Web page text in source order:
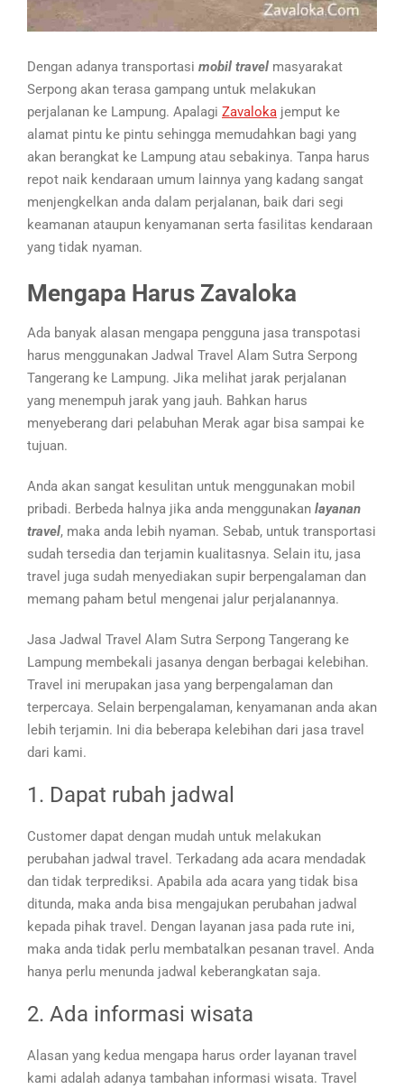
Dengan adanya transportasi mobil travel masyarakat
Serpong akan terasa gampang untuk melakukan
perjalanan ke Lampung. Apalagi Zavaloka jemput ke
alamat pintu ke pintu sehingga memudahkan bagi yang
akan berangkat ke Lampung atau sebakinya. Tanpa harus
repot naik kendaraan umum lainnya yang kadang sangat
menjengkelkan anda dalam perjalanan, baik dari segi
keamanan ataupun kenyamanan serta fasilitas kendaraan
yang tidak nyaman.
Mengapa Harus Zavaloka
Ada banyak alasan mengapa pengguna jasa transpotasi
harus menggunakan Jadwal Travel Alam Sutra Serpong
Tangerang ke Lampung. Jika melihat jarak perjalanan
yang menempuh jarak yang jauh. Bahkan harus
menyeberang dari pelabuhan Merak agar bisa sampai ke
tujuan.
Anda akan sangat kesulitan untuk menggunakan mobil
pribadi. Berbeda halnya jika anda menggunakan layanan
travel, maka anda lebih nyaman. Sebab, untuk transportasi
sudah tersedia dan terjamin kualitasnya. Selain itu, jasa
travel juga sudah menyediakan supir berpengalaman dan
memang paham betul mengenai jalur perjalanannya.
Jasa Jadwal Travel Alam Sutra Serpong Tangerang ke
Lampung membekali jasanya dengan berbagai kelebihan.
Travel ini merupakan jasa yang berpengalaman dan
terpercaya. Selain berpengalaman, kenyamanan anda akan
lebih terjamin. Ini dia beberapa kelebihan dari jasa travel
dari kami.
1. Dapat rubah jadwal
Customer dapat dengan mudah untuk melakukan
perubahan jadwal travel. Terkadang ada acara mendadak
dan tidak terprediksi. Apabila ada acara yang tidak bisa
ditunda, maka anda bisa mengajukan perubahan jadwal
kepada pihak travel. Dengan layanan jasa pada rute ini,
maka anda tidak perlu membatalkan pesanan travel. Anda
hanya perlu menunda jadwal keberangkatan saja.
2. Ada informasi wisata
Alasan yang kedua mengapa harus order layanan travel
kami adalah adanya tambahan informasi wisata. Travel